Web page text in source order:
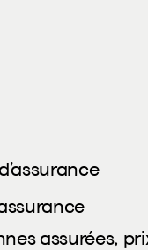
assurées,